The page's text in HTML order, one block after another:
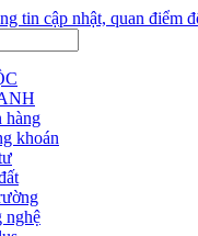
tin cập nhật, quan điểm
hàng
khoán
nghệ